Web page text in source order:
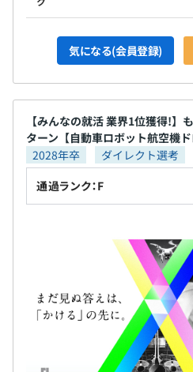
気になる(会員登録)
【みんなの就活 業界1位獲得!
ターン【自動車ロボット航空機ド
2028年卒
ダイレクト選考
通過ランク：F